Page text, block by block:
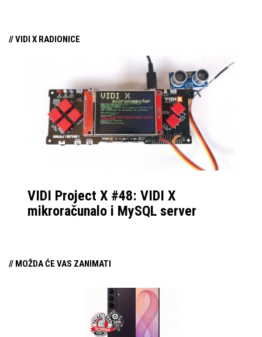
// VIDI X RADIONICE
VIDI Project X #48: VIDI X
mikroračunalo i MySQL server
// MOŽDA ĆE VAS ZANIMATI